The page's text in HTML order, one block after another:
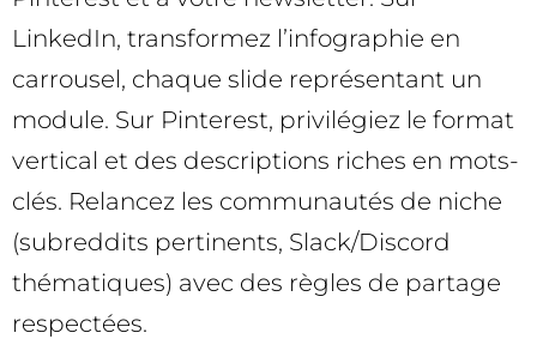
LinkedIn, transformez l’infographie en
carrousel, chaque slide représentant un
module. Sur Pinterest, privilégiez le format
vertical et des descriptions riches en mots-
clés. Relancez les communautés de niche
(subreddits pertinents, Slack/Discord
thématiques) avec des règles de partage
respectées.